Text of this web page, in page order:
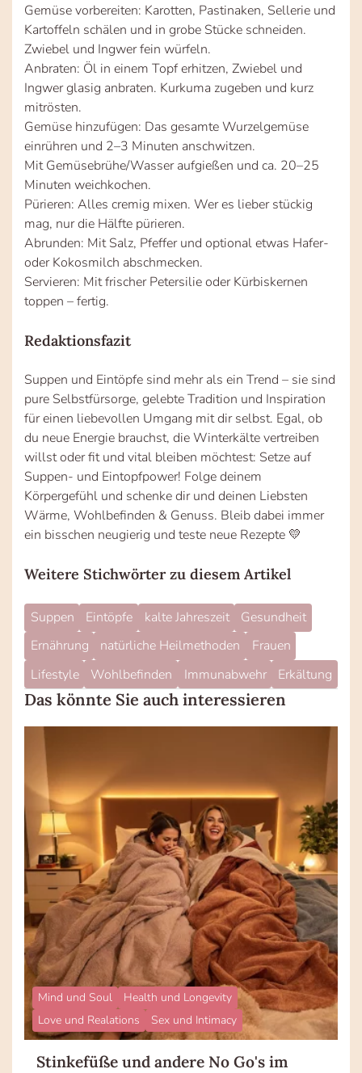
Gemüse vorbereiten: Karotten, Pastinaken, Sellerie und
Kartoffeln schälen und in grobe Stücke schneiden.
Zwiebel und Ingwer fein würfeln.
Anbraten: Öl in einem Topf erhitzen, Zwiebel und
Ingwer glasig anbraten. Kurkuma zugeben und kurz
mitrösten.
Gemüse hinzufügen: Das gesamte Wurzelgemüse
einrühren und 2–3 Minuten anschwitzen.
Mit Gemüsebrühe/Wasser aufgießen und ca. 20–25
Minuten weichkochen.
Pürieren: Alles cremig mixen. Wer es lieber stückig
mag, nur die Hälfte pürieren.
Abrunden: Mit Salz, Pfeffer und optional etwas Hafer-
oder Kokosmilch abschmecken.
Servieren: Mit frischer Petersilie oder Kürbiskernen
toppen – fertig.
Redaktionsfazit
Suppen und Eintöpfe sind mehr als ein Trend – sie sind
pure Selbstfürsorge, gelebte Tradition und Inspiration
für einen liebevollen Umgang mit dir selbst. Egal, ob
du neue Energie brauchst, die Winterkälte vertreiben
willst oder fit und vital bleiben möchtest: Setze auf
Suppen- und Eintopfpower! Folge deinem
Körpergefühl und schenke dir und deinen Liebsten
Wärme, Wohlbefinden & Genuss. Bleib dabei immer
ein bisschen neugierig und teste neue Rezepte 💛
Weitere Stichwörter zu diesem Artikel
Suppen Eintöpfe kalte Jahreszeit
Gesundheit
Ernährung
natürliche Heilmethoden
Frauen
Lifestyle
Wohlbefinden Immunabwehr Erkältung
Das könnte Sie auch interessieren
Mind und Soul
Health und Longevity
Love und Realations
Sex und Intimacy
Stinkefüße und andere No Go's im